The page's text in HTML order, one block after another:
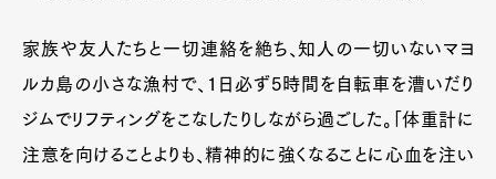
家族や友人たちと一切連絡を絶ち、知人の一切いないマヨ
ルカ島の小さな漁村で、1日必ず5時間を自転車を漕いだり
ジムでリフティングをこなしたりしながら過ごした。「体重計に
注意を向けることよりも、精神的に強くなることに心血を注い